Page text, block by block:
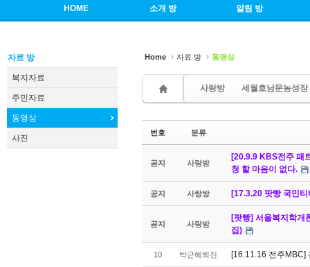
HOME 소개 방 알림 방
자료 방
복지자료
주민자료
동영상
사진
Home 자료 방 동영상
사랑방 세월호남문농성장
번호 분류
공지 사랑방
[20.9.9 KBS전주 패
청 할 마음이 없다.
공지 사랑방 [17.3.20 팟빵 국민
공지 사랑방
[팟빵] 서울복지학개
집)
10 박근혜퇴진 [16.11.16 전주MBC]
Sketchbook5, 스케치북5